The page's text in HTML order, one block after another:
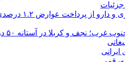
جزئیات
نجف و کربلا در آستانه ۵۰ درجه